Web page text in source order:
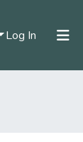
Log In (current)